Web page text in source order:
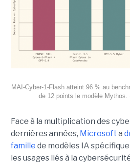
MAI-Cyber-1-Flash atteint 96 % au
de 12 points le modèle Mythos.
Face à la multiplication des
dernières années, Microsoft a
famille de modèles IA
les usages liés à la